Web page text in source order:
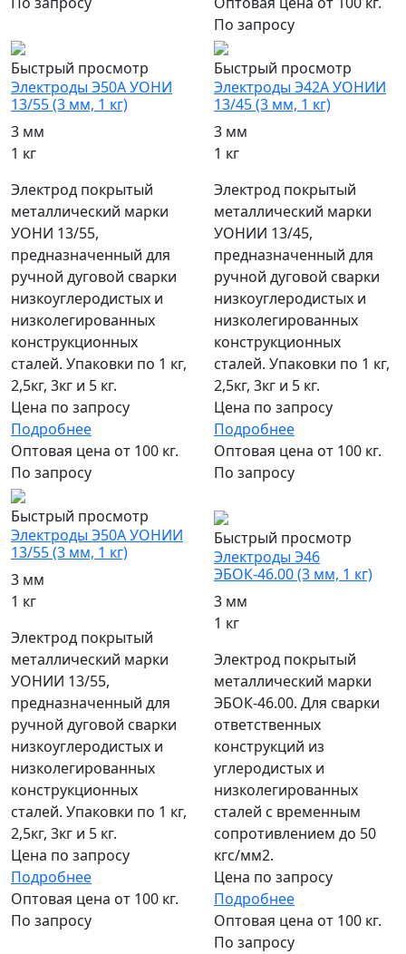
По запросу
Быстрый просмотр
Электроды Э50А УОНИ
13/55 (3 мм, 1 кг)
3 мм
1 кг
Электрод покрытый
металлический марки
УОНИ 13/55,
предназначенный для
ручной дуговой сварки
низкоуглеродистых и
низколегированных
конструкционных
сталей. Упаковки по 1 кг,
2,5кг, 3кг и 5 кг.
Цена по запросу
Подробнее
Оптовая цена от 100 кг.
По запросу
Быстрый просмотр
Электроды Э42А УОНИИ
13/45 (3 мм, 1 кг)
3 мм
1 кг
Электрод покрытый
металлический марки
УОНИИ 13/45,
предназначенный для
ручной дуговой сварки
низкоуглеродистых и
низколегированных
конструкционных
сталей. Упаковки по 1 кг,
2,5кг, 3кг и 5 кг.
Цена по запросу
Подробнее
Оптовая цена от 100 кг.
По запросу
Быстрый просмотр
Электроды Э50А УОНИИ
13/55 (3 мм, 1 кг)
3 мм
1 кг
Электрод покрытый
металлический марки
УОНИИ 13/55,
предназначенный для
ручной дуговой сварки
низкоуглеродистых и
низколегированных
конструкционных
сталей. Упаковки по 1 кг,
2,5кг, 3кг и 5 кг.
Цена по запросу
Подробнее
Оптовая цена от 100 кг.
По запросу
Быстрый просмотр
Электроды Э46
ЭБОК-46.00 (3 мм, 1 кг)
3 мм
1 кг
Электрод покрытый
металлический марки
ЭБОК-46.00. Для сварки
ответственных
конструкций из
углеродистых и
низколегированных
сталей с временным
сопротивлением до 50
кгс/мм2.
Цена по запросу
Подробнее
Оптовая цена от 100 кг.
По запросу